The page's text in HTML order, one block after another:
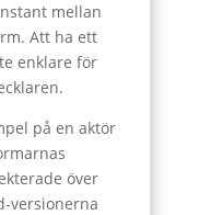
mellan
Att ha ett
enklare för
på en aktör
över
versionerna